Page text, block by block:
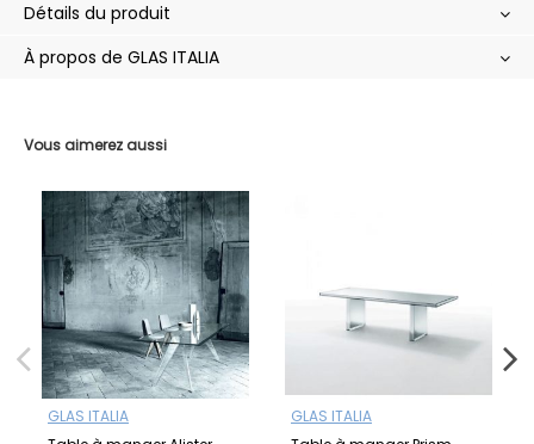
Vous aimerez aussi
GLAS ITALIA
GLAS ITALIA
Détails du produit
À propos de GLAS ITALIA